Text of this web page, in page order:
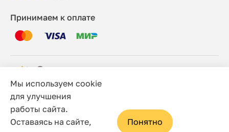
Принимаем к оплате
© 2006 - 2026 Этно-шоп, Интернет-магазин
Политика конфиденциальности
Сайт носит исключительно информационный характер, и
Мы используем cookie
для улучшения
работы сайта.
Оставаясь на сайте,
Понятно